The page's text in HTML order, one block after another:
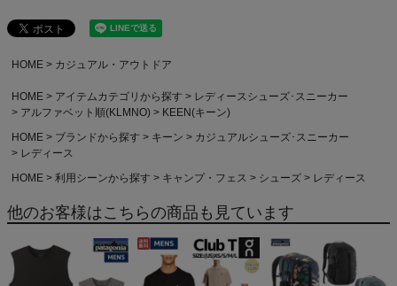
HOME カジュアル・アウトドア
HOME アイテムカテゴリから探す
レディースシューズ･スニーカー
アルファベット順(KLMNO)
KEEN(キーン)
HOME
ブランドから探す キーン
カジュアルシューズ･スニーカー
レディース
HOME
利用シーンから探す キャンプ・フェス シューズ レディース
他のお客様はこちらの商品も見ています